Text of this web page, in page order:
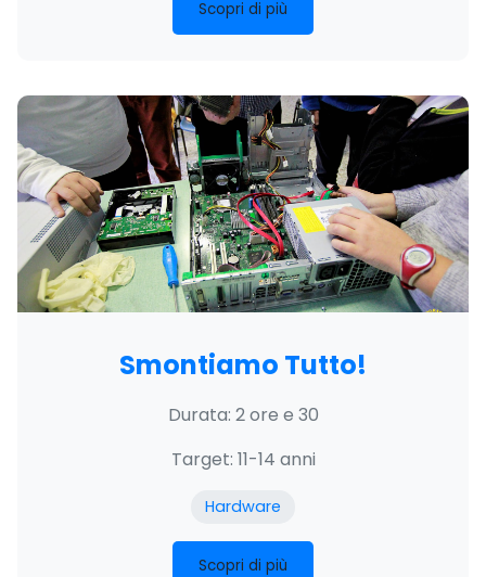
Scopri di più
Smontiamo Tutto!
Durata: 2 ore e 30
Target: 11-14 anni
Hardware
Scopri di più